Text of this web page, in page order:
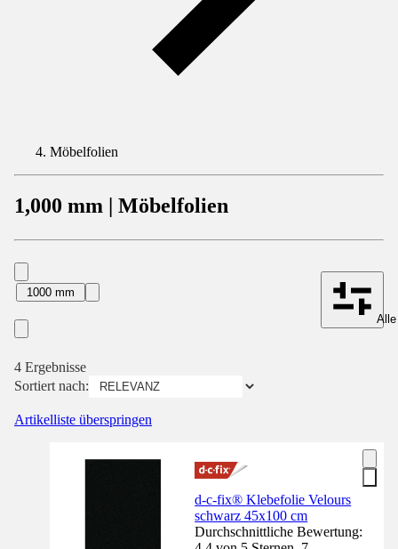
Möbelfolien
1,000 mm | Möbelfolien
1000 mm
4 Ergebnisse
Sortiert nach:
Artikelliste überspringen
d-c-fix® Klebefolie Velours
schwarz 45x100 cm
Durchschnittliche Bewertung: